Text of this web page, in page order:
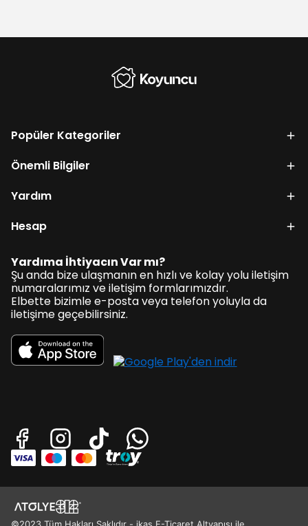
Popüler Kategoriler
Önemli Bilgiler
Yardım
Hesap
Yardıma İhtiyacın Var mı?
Şu anda bize ulaşmanın en hızlı ve kolay yolu iletişim
numaralarımız ve iletişim formlarımızdır.
Elbette bizimle e-posta veya telefon yoluyla da
iletişime geçebilirsiniz.